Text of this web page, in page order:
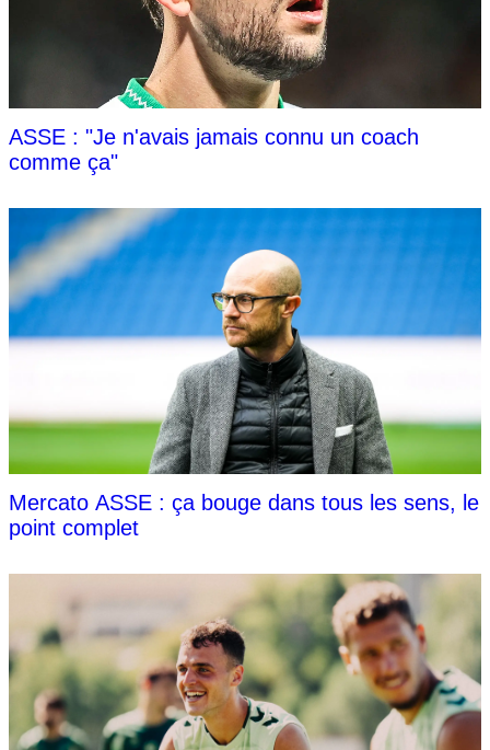
ASSE : "Je n'avais jamais connu un coach
comme ça"
Mercato ASSE : ça bouge dans tous les sens, le
point complet